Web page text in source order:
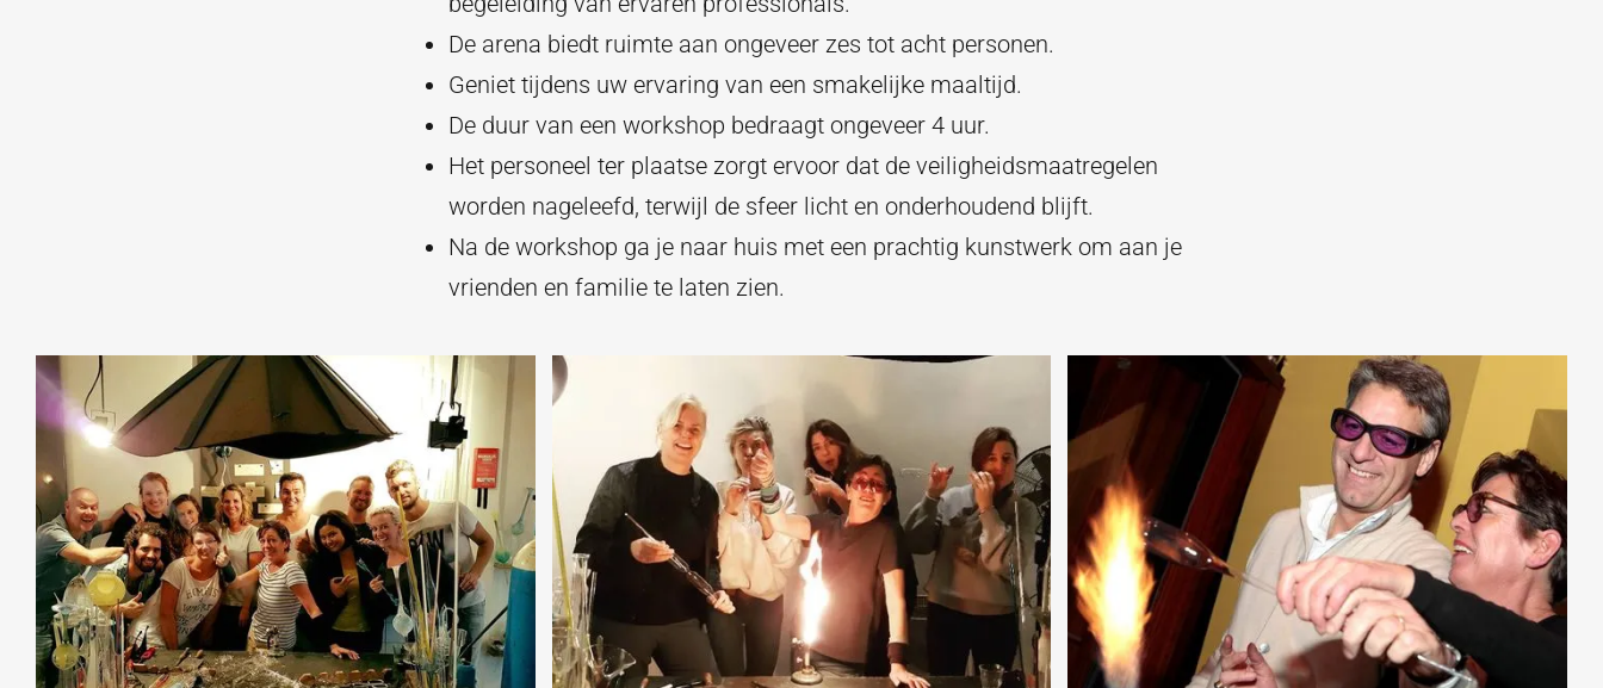
De arena biedt ruimte aan ongeveer zes tot acht personen.
Geniet tijdens uw ervaring van een smakelijke maaltijd.
De duur van een workshop bedraagt ongeveer 4 uur.
Het personeel ter plaatse zorgt ervoor dat de veiligheidsmaatregelen
worden nageleefd, terwijl de sfeer licht en onderhoudend blijft.
Na de workshop ga je naar huis met een prachtig kunstwerk om aan je
vrienden en familie te laten zien.